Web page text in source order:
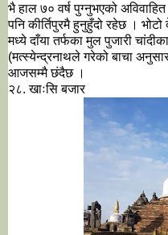
भै हाल ७० वर्ष पुग्नुभएको
पनि कीर्तिपुरमै हुनुहुँदो रहेछ ।
मध्ये दाँया तर्फका मुल पुजारी
(मत्स्येन्द्रनाथले गरेको बाचा
आजसम्मै छंदैछ ।
२८. खाःसि बजार